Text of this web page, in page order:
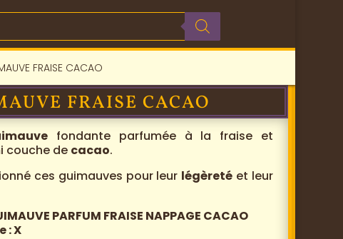
FRAISE CACAO
FRAISE CACAO
fondante parfumée à la fraise et
couche de cacao.
ces guimauves pour leur légèreté et leur
PARFUM FRAISE NAPPAGE CACAO
: X